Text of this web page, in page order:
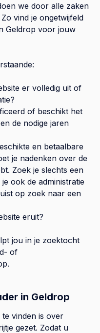
we door alle zaken
vind je ongetwijfeld
Geldrop voor jouw
er volledig uit of
of beschikt het
de nodige jaren
en betaalbare
je nadenken over de
Zoek je slechts een
ook de administratie
op zoek naar een
eruit?
jou in je zoektocht
of
.
in Geldrop
vinden is over
gezet. Zodat u